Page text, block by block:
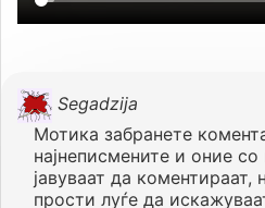
Segadzija
Мотика забранете
најнеписмените и оние со
јавуваат да коментираат,
прости луѓе да